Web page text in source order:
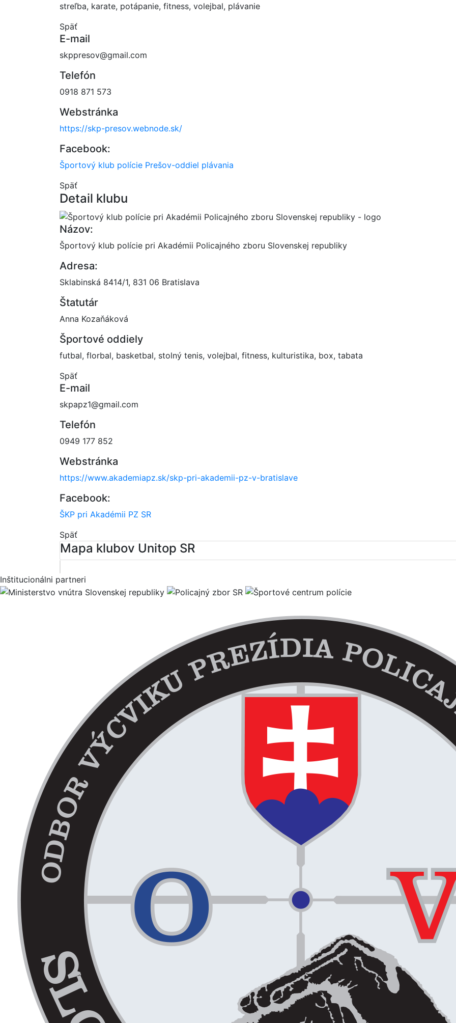
streľba, karate, potápanie, fitness, volejbal, plávanie
Späť
E-mail
skppresov@gmail.com
Telefón
0918 871 573
Webstránka
https://skp-presov.webnode.sk/
Facebook:
Športový klub polície Prešov-oddiel plávania
Späť
Detail klubu
Názov:
Športový klub polície pri Akadémii Policajného zboru Slovenskej republiky
Adresa:
Sklabinská 8414/1, 831 06 Bratislava
Štatutár
Anna Kozaňáková
Športové oddiely
futbal, florbal, basketbal, stolný tenis, volejbal, fitness, kulturistika, box, tabata
Späť
E-mail
skpapz1@gmail.com
Telefón
0949 177 852
Webstránka
https://www.akademiapz.sk/skp-pri-akademii-pz-v-bratislave
Facebook:
ŠKP pri Akadémii PZ SR
Späť
Mapa klubov Unitop SR
−
Inštitucionálni partneri